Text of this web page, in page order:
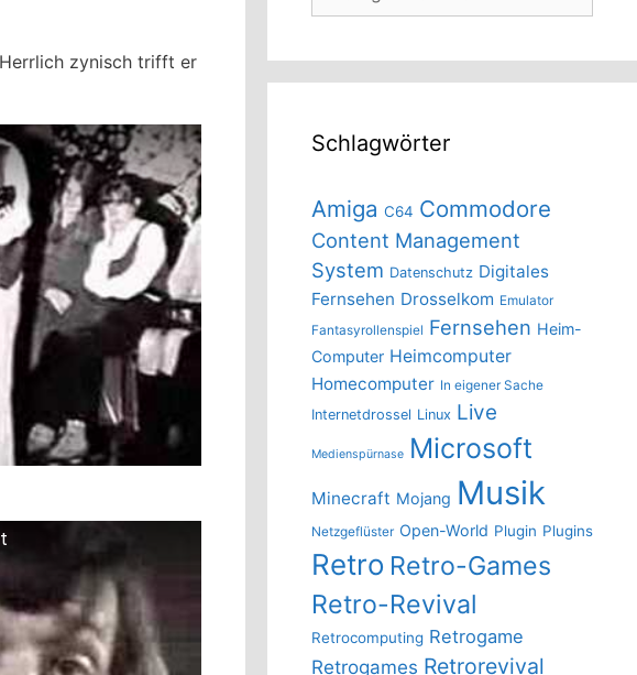
zynisch trifft er
Schlagwörter
Amiga C64 Commodore
Content Management
System Datenschutz Digitales
Fernsehen Drosselkom Emulator
Fantasyrollenspiel Fernsehen Heim-
Computer Heimcomputer
Homecomputer In eigener Sache
Internetdrossel Linux Live
Medienspürnase Microsoft
Minecraft Mojang Musik
Netzgeflüster Open-World Plugin Plugins
Retro Retro-Games
Retro-Revival
Retrocomputing Retrogame
Retrogames Retrorevival